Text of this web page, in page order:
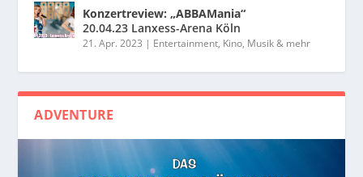
Konzertreview: „ABBAMania“
20.04.23 Lanxess-Arena Köln
21. Apr. 2023 | Entertainment, Kino, Musik & mehr
ADVENTURE